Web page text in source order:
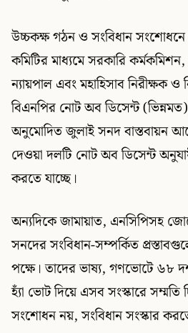
উচ্চকক্ষ গঠন ও সংবিধান
কমিটির মাধ্যমে সরকারি
ন্যায়পাল এবং মহাহিসাব নিরীক্ষক ও
বিএনপির নোট অব ডিসেন্ট
অনুমোদিত জুলাই সনদ বাস্তবায়ন
দেওয়া দলটি নোট অব ডিসেন্ট
করতে যাচ্ছে।
অন্যদিকে জামায়াত, এনসিপিসহ
সনদের সংবিধান-সম্পর্কিত
পক্ষে। তাদের ভাষ্য, গণভোটে ৬৮
হ্যাঁ ভোট দিয়ে এসব সংস্কারে সম্মতি
সংশোধন নয়, সংবিধান সংস্কার